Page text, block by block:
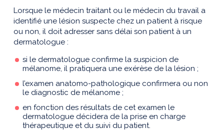
Lorsque le médecin traitant ou le médecin du travail a
identifié une lésion suspecte chez un patient à risque
ou non, il doit adresser sans délai son patient à un
dermatologue :
si le dermatologue confirme la suspicion de
mélanome, il pratiquera une exérèse de la lésion ;
l’examen anatomo-pathologique confirmera ou non
le diagnostic de mélanome ;
en fonction des résultats de cet examen le
dermatologue décidera de la prise en charge
thérapeutique et du suivi du patient.